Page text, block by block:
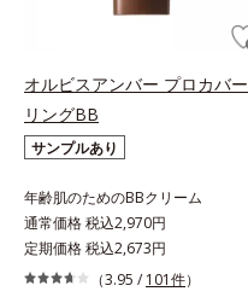
オルビスアンバー プロカバー
リングBB
サンプルあり
年齢肌のためのBBクリーム
通常価格 税込2,970円
定期価格 税込2,673円
（3.95 / 101件）